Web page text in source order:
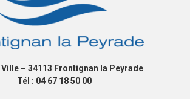
Ville – 34113 Frontignan la Peyrade
Tél : 04 67 18 50 00